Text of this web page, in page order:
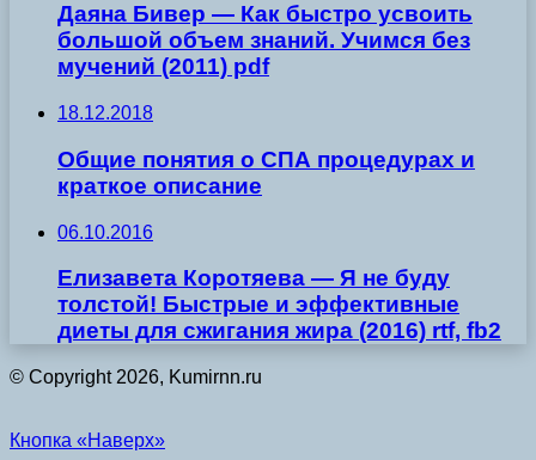
Даяна Бивер — Как быстро усвоить
большой объем знаний. Учимся без
мучений (2011) pdf
18.12.2018
Общие понятия о СПА процедурах и
краткое описание
06.10.2016
Елизавета Коротяева — Я не буду
толстой! Быстрые и эффективные
диеты для сжигания жира (2016) rtf, fb2
© Copyright 2026, Kumirnn.ru
Кнопка «Наверх»